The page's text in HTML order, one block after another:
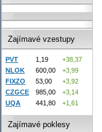
Zajímavé vzestupy
PVT 1,19
+38,37
NLOK
600,00
+3,99
FIXZO
53,00
+3,92
CZGCE
985,00
+3,14
UQA
441,80 +1,61
Zajímavé poklesy